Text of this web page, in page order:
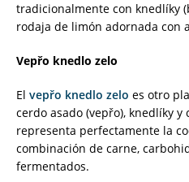
tradicionalmente con knedlíky
rodaja de limón adornada con
Vepřo knedlo zelo
El vepřo knedlo zelo es otro
cerdo asado (vepřo), knedlíky y
representa perfectamente la
combinación de carne,
fermentados.